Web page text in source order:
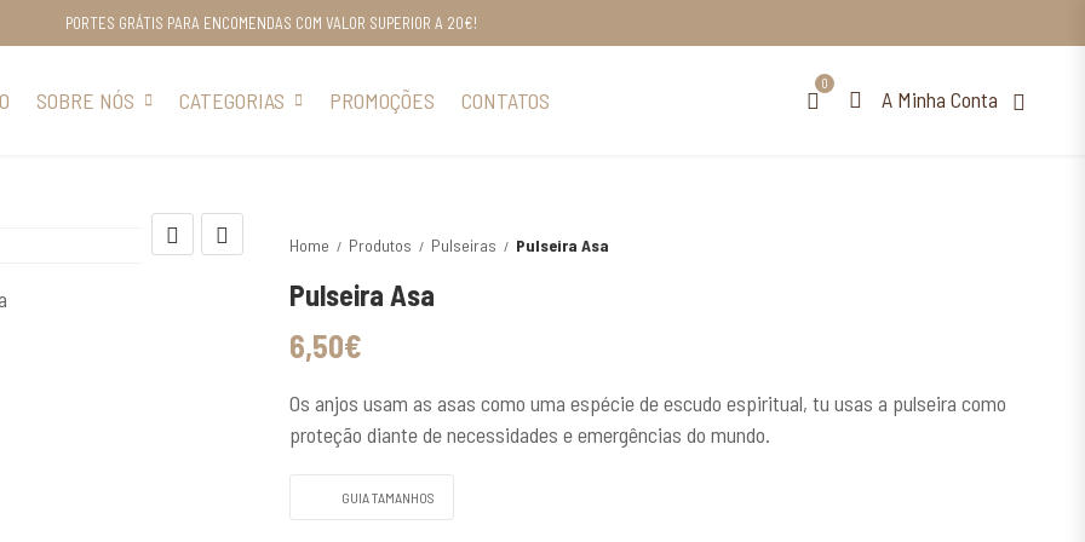
PORTES GRÁTIS PARA ENCOMENDAS COM VALOR SUPERIOR A 20€!
SOBRE NÓS CATEGORIAS PROMOÇÕES CONTATOS
0
A Minha Conta
Home Produtos Pulseiras Pulseira Asa
Pulseira Asa
6,50€
Os anjos usam as asas como uma espécie de escudo espiritual, tu usas a pulseira como
proteção diante de necessidades e emergências do mundo.
GUIA TAMANHOS